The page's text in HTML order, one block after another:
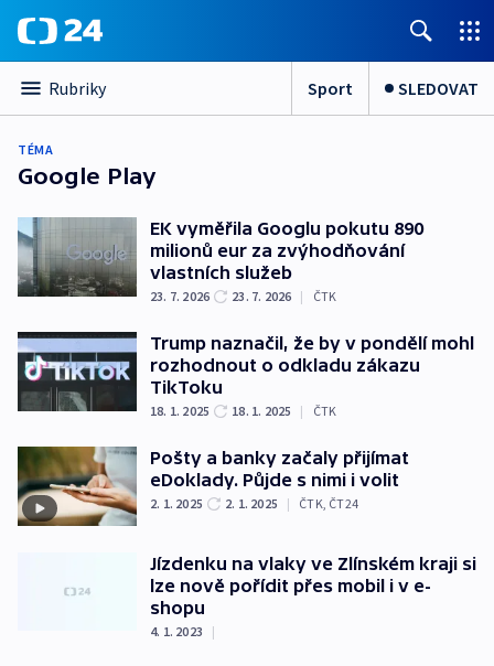
Rubriky Sport SLEDOVAT
TÉMA
Google Play
EK vyměřila Googlu pokutu 890
milionů eur za zvýhodňování
vlastních služeb
23. 7. 2026 23. 7. 2026 | ČTK
Trump naznačil, že by v pondělí mohl
rozhodnout o odkladu zákazu
TikToku
18. 1. 2025 18. 1. 2025 | ČTK
Pošty a banky začaly přijímat
eDoklady. Půjde s nimi i volit
2. 1. 2025 2. 1. 2025 | ČTK, ČT24
Jízdenku na vlaky ve Zlínském kraji si
lze nově pořídit přes mobil i v e-
shopu
4. 1. 2023 |